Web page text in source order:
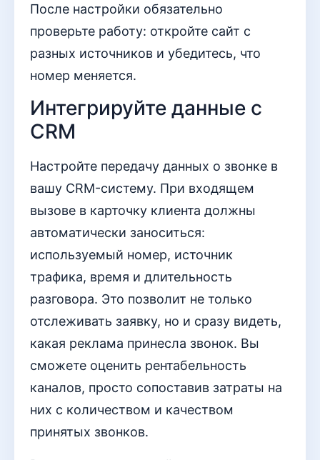
После настройки обязательно
проверьте работу: откройте сайт с
разных источников и убедитесь, что
номер меняется.
Интегрируйте данные с
CRM
Настройте передачу данных о звонке в
вашу CRM-систему. При входящем
вызове в карточку клиента должны
автоматически заноситься:
используемый номер, источник
трафика, время и длительность
разговора. Это позволит не только
отслеживать заявку, но и сразу видеть,
какая реклама принесла звонок. Вы
сможете оценить рентабельность
каналов, просто сопоставив затраты на
них с количеством и качеством
принятых звонков.